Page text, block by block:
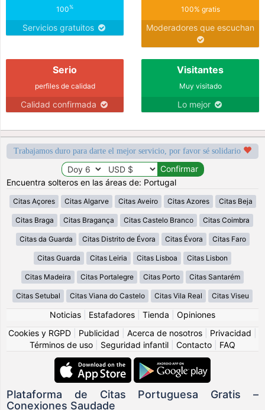
100%
Servicios gratuitos
100% gratis
Moderadores que escuchan
Serio
perfiles de calidad
Calidad confirmada
Visitantes
Muy visitado
Lo mejor
Trabajamos duro para darte el mejor servicio, por favor sé solidario
Encuentra solteros en las áreas de: Portugal
Citas Açores Citas Algarve Citas Aveiro Citas Azores Citas Beja
Citas Braga Citas Bragança Citas Castelo Branco Citas Coimbra
Citas da Guarda Citas Distrito de Évora Citas Évora Citas Faro
Citas Guarda Citas Leiria Citas Lisboa Citas Lisbon
Citas Madeira Citas Portalegre Citas Porto Citas Santarém
Citas Setubal Citas Viana do Castelo Citas Vila Real Citas Viseu
Noticias Estafadores Tienda
Opiniones
Cookies y RGPD
Publicidad Acerca de nosotros Privacidad
Términos de uso
Seguridad infantil Contacto FAQ
Plataforma de Citas Portuguesa Gratis –
Conexiones Saudade